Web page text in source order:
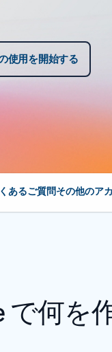
使用を開始する
あるご質問その他のア
で何を